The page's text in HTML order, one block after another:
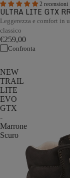
2 recensioni
ULTRA LITE GTX
Leggerezza e comfort in
classico
€259,00
Confronta
NEW
TRAIL
LITE
EVO
GTX
-
Marrone
Scuro